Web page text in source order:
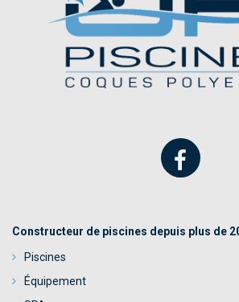
Constructeur de piscines depuis plus de
Piscines
Équipement